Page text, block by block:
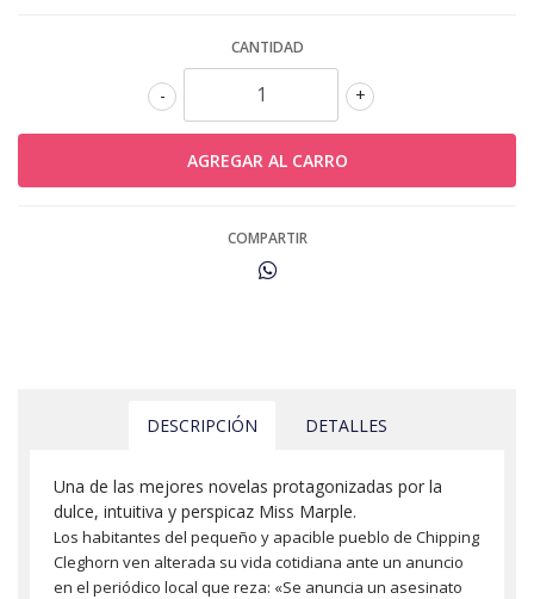
CANTIDAD
+
-
COMPARTIR
DESCRIPCIÓN DETALLES
Una de las mejores novelas protagonizadas por la
dulce, intuitiva y perspicaz Miss Marple.
Los habitantes del pequeño y apacible pueblo de Chipping
Cleghorn ven alterada su vida cotidiana ante un anuncio
en el periódico local que reza: «Se anuncia un asesinato